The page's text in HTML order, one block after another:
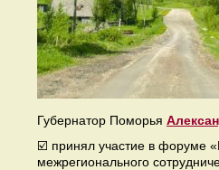
Губернатор Поморья
☑️ принял участие в форуме
межрегионального